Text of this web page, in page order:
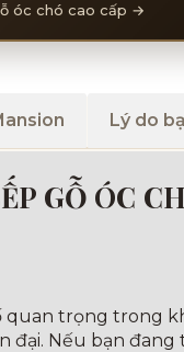
óc chó cao cấp →
Lý do
GỖ ÓC
trọng trong
đại. Nếu bạn